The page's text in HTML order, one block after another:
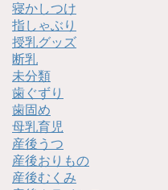
寝かしつけ
指しゃぶり
授乳グッズ
断乳
未分類
歯ぐずり
歯固め
母乳育児
産後うつ
産後おりもの
産後むくみ